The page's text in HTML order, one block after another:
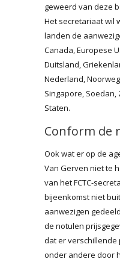
geweerd van deze
Het secretariaat wil
landen de
Canada, Europese
Duitsland,
Nederland,
Singapore,
Staten.
Conform de
Ook wat er op de
Van Gerven niet te
van het FCTC-
bijeenkomst niet
aanwezigen
de notulen
dat er verschillende
onder andere door